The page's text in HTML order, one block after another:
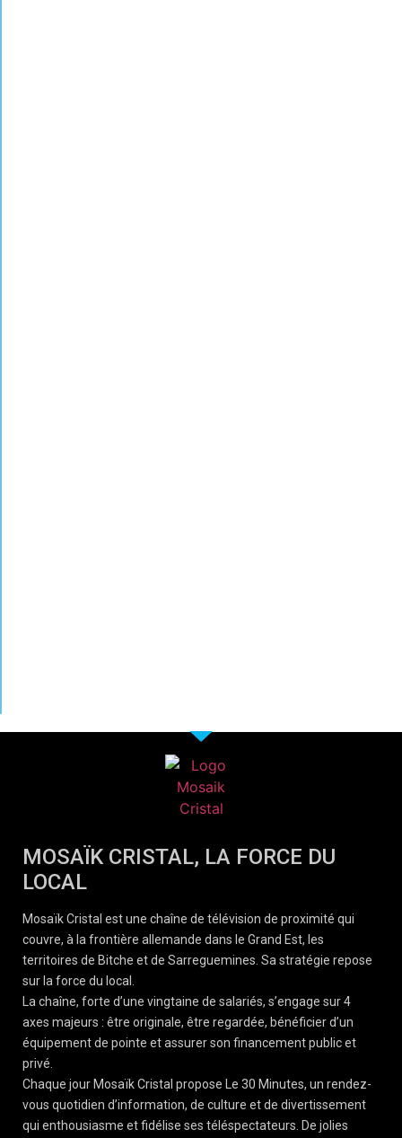
MOSAÏK CRISTAL, LA FORCE DU
LOCAL
Mosaïk Cristal est une chaîne de télévision de proximité qui
couvre, à la frontière allemande dans le Grand Est, les
territoires de Bitche et de Sarreguemines. Sa stratégie repose
sur la force du local.
La chaîne, forte d’une vingtaine de salariés, s’engage sur 4
axes majeurs : être originale, être regardée, bénéficier d’un
équipement de pointe et assurer son financement public et
privé.
Chaque jour Mosaïk Cristal propose Le 30 Minutes, un rendez-
vous quotidien d’information, de culture et de divertissement
qui enthousiasme et fidélise ses téléspectateurs. De jolies